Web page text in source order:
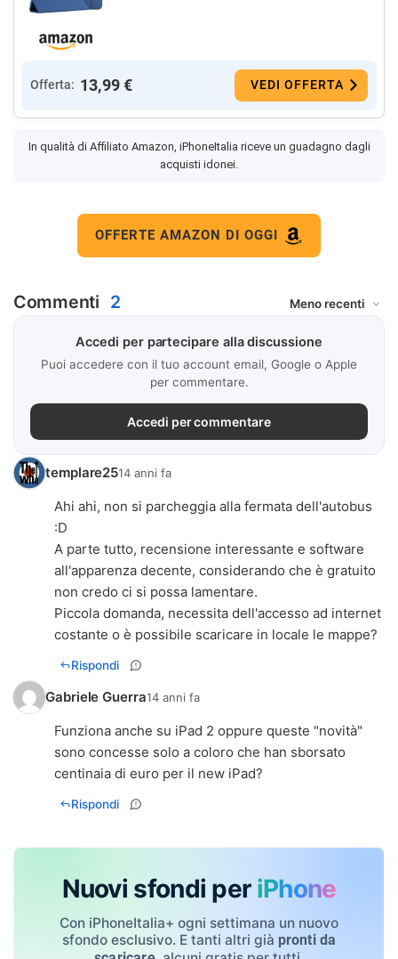
Offerta: 13,99 € VEDI OFFERTA
In qualità di Affiliato Amazon, iPhoneItalia riceve un guadagno dagli
acquisti idonei.
OFFERTE AMAZON DI OGGI
Commenti 2
Accedi per partecipare alla discussione
Puoi accedere con il tuo account email, Google o Apple
per commentare.
Accedi per commentare
templare2514 anni fa
Ahi ahi, non si parcheggia alla fermata dell'autobus
:D
A parte tutto, recensione interessante e software
all'apparenza decente, considerando che è gratuito
non credo ci si possa lamentare.
Piccola domanda, necessita dell'accesso ad internet
costante o è possibile scaricare in locale le mappe?
Rispondi
Gabriele Guerra14 anni fa
Funziona anche su iPad 2 oppure queste "novità"
sono concesse solo a coloro che han sborsato
centinaia di euro per il new iPad?
Rispondi
Nuovi sfondi per iPhone
Con iPhoneItalia+ ogni settimana un nuovo
sfondo esclusivo. E tanti altri già pronti da